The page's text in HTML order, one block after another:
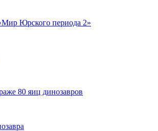
Юрского периода 2»
80 яиц динозавров